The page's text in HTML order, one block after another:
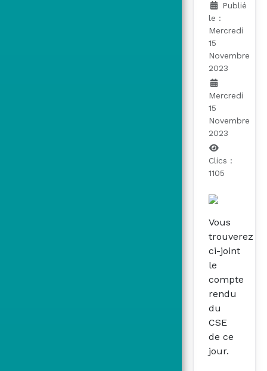
Publié
le :
Mercredi
15
Novembre
2023
Mercredi
15
Novembre
2023
Clics :
1105
Vous
trouverez
ci-joint
le
compte
rendu
du
CSE
de ce
jour.